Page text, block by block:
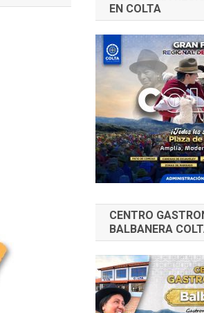
EN COLTA
CENTRO
BALBANERA